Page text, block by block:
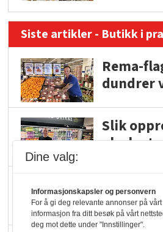
Siste artikler - Butikk i
Rema-
dundrer
Slik
ølsalget
Færre
hyller
Dine valg:
Informasjonskapsler og personvern
For å gi deg relevante annonser på
informasjon fra ditt besøk på vårt
deg mot dette under "Innstillinger".